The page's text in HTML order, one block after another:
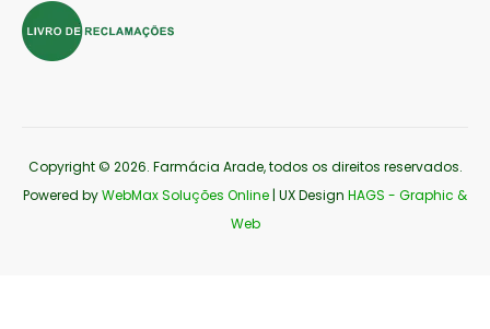
Copyright © 2026. Farmácia Arade, todos os direitos reservados.
Powered byWebMax Soluções Online | UX Design HAGS - Graphic &
Web